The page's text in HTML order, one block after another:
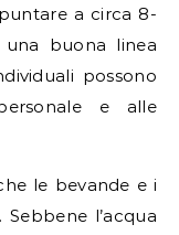
a circa 8-
una buona linea
possono
e alle
le bevande e i
l’acqua